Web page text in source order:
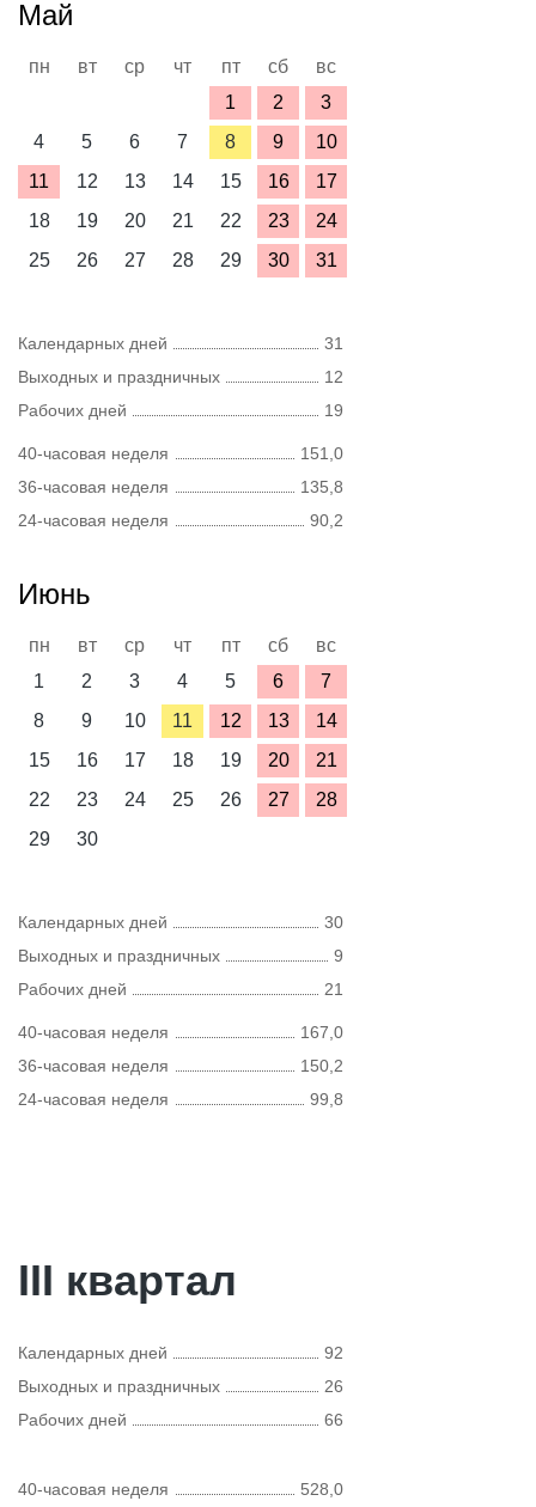
Май
пн вт ср чт пт сб
вс
1
2
3
4
5 6 7 8 9
10
11
12 13 14 15 16
17
18
19 20 21 22 23
24
25
26 27 28 29 30 31
Календарных дней
31
Выходных и праздничных
12
Рабочих дней
19
40-часовая неделя
151,0
36-часовая неделя
135,8
24-часовая неделя
90,2
Июнь
пн вт ср чт пт сб
вс
1
2 3 4 5 6
7
8
9 10 11 12 13
14
15
16 17 18 19 20
21
22
23 24 25 26 27
28
29
30
Календарных дней
30
Выходных и праздничных
9
Рабочих дней
21
40-часовая неделя
167,0
36-часовая неделя
150,2
24-часовая неделя
99,8
III квартал
Календарных дней
92
Выходных и праздничных
26
Рабочих дней
66
40-часовая неделя 528,0